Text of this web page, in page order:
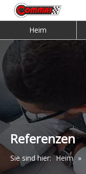
Heim
Referenzen
Sie sind hier: Heim »